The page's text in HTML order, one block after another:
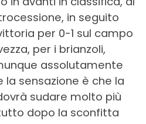
in seguito
per 0-1 sul campo
per i brianzoli,
assolutamente
sensazione è che la
sudare molto più
dopo la sconfitta